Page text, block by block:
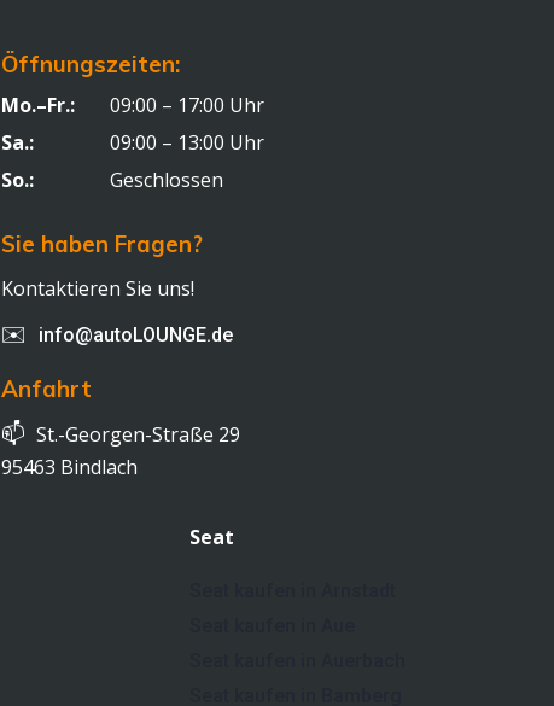
Öffnungszeiten:
Mo.–Fr.:
09:00 – 17:00 Uhr
Sa.:
09:00 – 13:00 Uhr
So.:
Geschlossen
Sie haben Fragen?
Kontaktieren Sie uns!
✉️ info@autoLOUNGE.de
Anfahrt
📫 St.-Georgen-Straße 29
95463 Bindlach
Seat